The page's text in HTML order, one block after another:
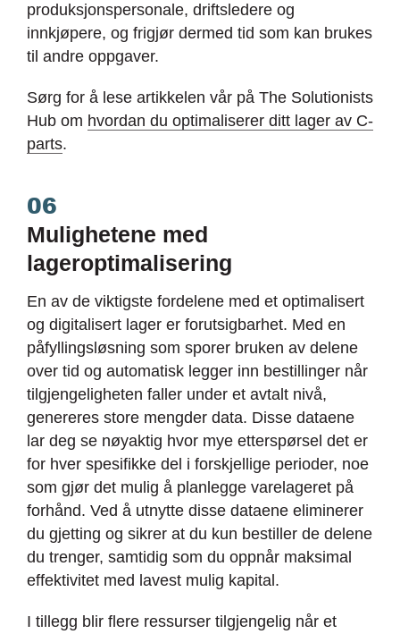
produksjonspersonale, driftsledere og
innkjøpere, og frigjør dermed tid som kan brukes
til andre oppgaver.
Sørg for å lese artikkelen vår på The Solutionists
Hub om hvordan du optimaliserer ditt lager av C-
parts.
06
Mulighetene med
lageroptimalisering
En av de viktigste fordelene med et optimalisert
og digitalisert lager er forutsigbarhet. Med en
påfyllingsløsning som sporer bruken av delene
over tid og automatisk legger inn bestillinger når
tilgjengeligheten faller under et avtalt nivå,
genereres store mengder data. Disse dataene
lar deg se nøyaktig hvor mye etterspørsel det er
for hver spesifikke del i forskjellige perioder, noe
som gjør det mulig å planlegge varelageret på
forhånd. Ved å utnytte disse dataene eliminerer
du gjetting og sikrer at du kun bestiller de delene
du trenger, samtidig som du oppnår maksimal
effektivitet med lavest mulig kapital.
I tillegg blir flere ressurser tilgjengelig når et